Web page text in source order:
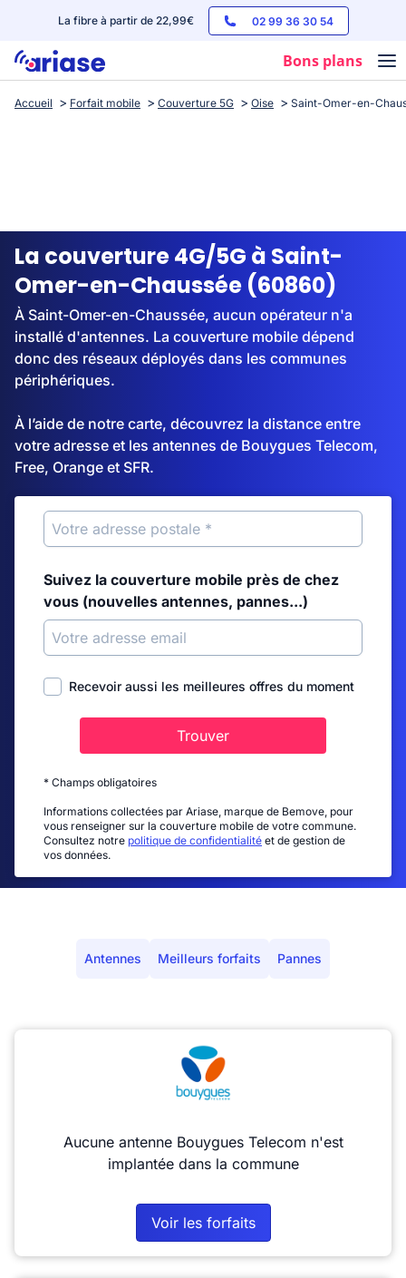
La fibre à partir de 22,99€ 02 99 36 30 54
Bons plans
Box internet
Streaming
Accueil Forfait mobile Couverture 5G Oise Saint-Omer-en-
La couverture 4G/5G à Saint-
Omer-en-Chaussée (60860)
À Saint-Omer-en-Chaussée, aucun opérateur n'a
installé d'antennes. La couverture mobile dépend
donc des réseaux déployés dans les communes
périphériques.
À l’aide de notre carte, découvrez la distance entre
votre adresse et les antennes de Bouygues Telecom,
Free, Orange et SFR.
Suivez la couverture mobile près de chez
vous (nouvelles antennes, pannes...)
Recevoir aussi les meilleures offres du moment
Trouver
* Champs obligatoires
Informations collectées par Ariase, marque de Bemove, pour
vous renseigner sur la couverture mobile de votre commune.
Consultez notre politique de confidentialité et de gestion de
vos données.
Antennes Meilleurs forfaits Pannes
Aucune antenne Bouygues Telecom n'est
implantée dans la commune
Voir les forfaits